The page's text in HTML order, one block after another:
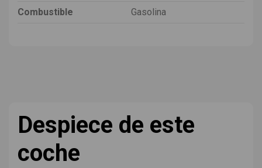
Combustible
Gasolina
Despiece de este
coche